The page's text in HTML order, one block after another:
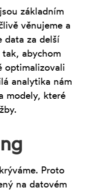
základním
věnujeme a
data za delší
abychom
optimalizovali
analytika nám
modely, které
Proto
na datovém